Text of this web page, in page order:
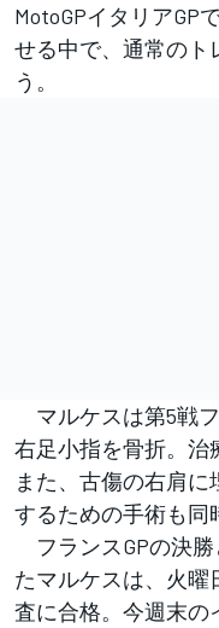
MotoGPイタリアGP
せる中で、通常のト
う。
マルケスは第5戦
右足小指を骨折。治
また、古傷の右肩
するための手術も同
フランスGPの決勝
たマルケスは、火曜
査に合格。今週末の